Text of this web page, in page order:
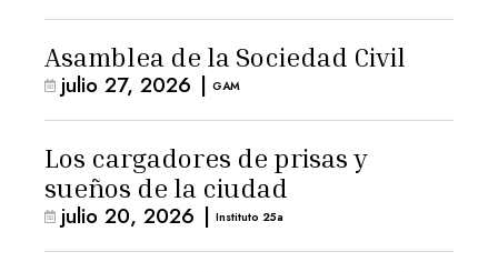
Asamblea de la Sociedad Civil
julio 27, 2026 | GAM
Los cargadores de prisas y
sueños de la ciudad
julio 20, 2026 | Instituto 25a